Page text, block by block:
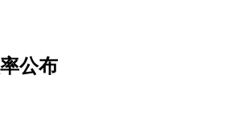
公布